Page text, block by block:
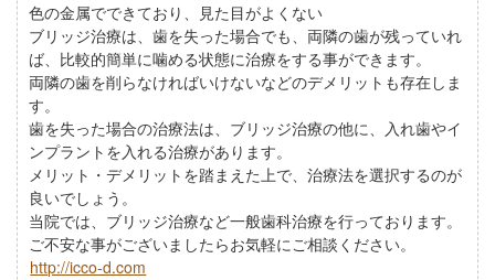
色の金属でできており、見た目がよくない
ブリッジ治療は、歯を失った場合でも、両隣の歯が残っていれ
ば、比較的簡単に噛める状態に治療をする事ができます。
両隣の歯を削らなければいけないなどのデメリットも存在しま
す。
歯を失った場合の治療法は、ブリッジ治療の他に、入れ歯やイ
ンプラントを入れる治療があります。
メリット・デメリットを踏まえた上で、治療法を選択するのが
良いでしょう。
当院では、ブリッジ治療など一般歯科治療を行っております。
ご不安な事がございましたらお気軽にご相談ください。
http://icco-d.com